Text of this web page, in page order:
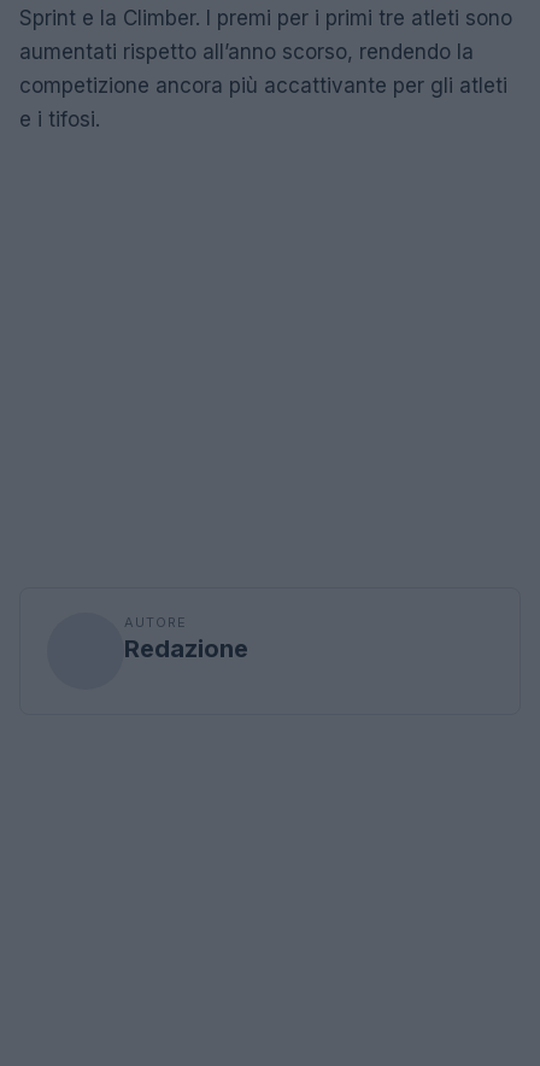
Sprint e la Climber. I premi per i primi tre atleti sono
aumentati rispetto all’anno scorso, rendendo la
competizione ancora più accattivante per gli atleti
e i tifosi.
AUTORE
Redazione